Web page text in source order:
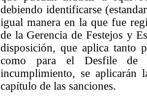
debiendo identificarse
igual manera en la que fue
de la Gerencia de Festejos y
disposición, que aplica tanto
como para el Desfile de
incumplimiento, se aplicarán
capítulo de las sanciones.